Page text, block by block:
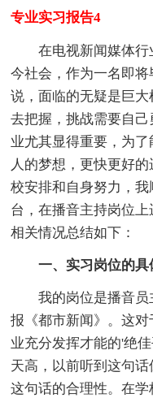
专业实习报告4
在电视新闻媒体行
今社会，作为一名即
说，面临的无疑是巨
去把握，挑战需要自
业尤其显得重要，为
人的梦想，更快更好
校安排和自身努力，
台，在播音主持岗位
相关情况总结如下：
一、实习岗位的具
我的岗位是播音员
报《都市新闻》。这
业充分发挥才能的'绝
天高，以前听到这句
这句话的合理性。在